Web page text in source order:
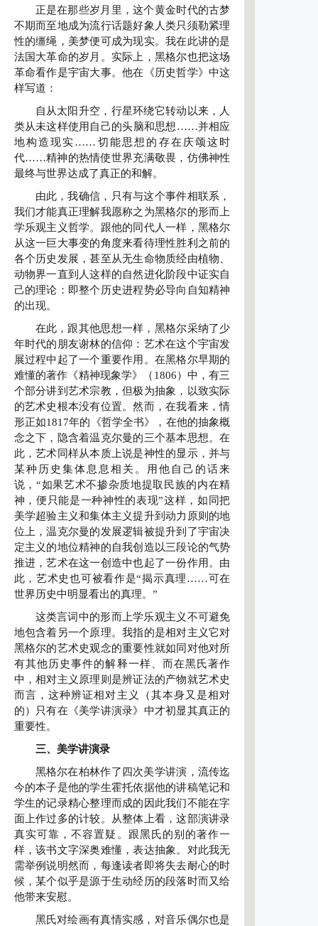
正是在那些岁月里，这个黄金时代的古梦
不期而至地成为流行话题好象人类只须勒紧理
性的缰绳，美梦便可成为现实。我在此讲的是
法国大革命的岁月。实际上，黑格尔也把这场
革命看作是宇宙大事。他在《历史哲学》中这
样写道：
自从太阳升空，行星环绕它转动以来，人
类从未这样使用自己的头脑和思想……并相应
地构造现实……切能思想的存在庆颂这时
代……精神的热情使世界充满敬畏，仿佛神性
最终与世界达成了真正的和解。
由此，我确信，只有与这个事件相联系，
我们才能真正理解我愿称之为黑格尔的形而上
学乐观主义哲学。跟他的同代人一样，黑格尔
从这一巨大事变的角度来看待理性胜利之前的
各个历史发展，甚至从无生命物质经由植物、
动物界一直到人这样的自然进化阶段中证实自
己的理论：即整个历史进程势必导向自知精神
的出现。
在此，跟其他思想一样，黑格尔采纳了少
年时代的朋友谢林的信仰：艺术在这个宇宙发
展过程中起了一个重要作用。在黑格尔早期的
难懂的著作《精神现象学》（1806）中，有三
个部分讲到艺术宗教，但极为抽象，以致实际
的艺术史根本没有位置。然而，在我看来，情
形正如1817年的《哲学全书》，在他的抽象概
念之下，隐含着温克尔曼的三个基本思想。在
此，艺术同样从本质上说是神性的显示，并与
某种历史集体息息相关。用他自己的话来
说，“如果艺术不掺杂质地提取民族的内在精
神，便只能是一种神性的表现”这样，如同把
美学超验主义和集体主义提升到动力原则的地
位上，温克尔曼的发展逻辑被提升到了宇宙决
定主义的地位精神的自我创造以三段论的气势
推进，艺术在这一创造中也起了一份作用。由
此，艺术史也可被看作是“揭示真理……可在
世界历史中明显看出的真理。”
这类言词中的形而上学乐观主义不可避免
地包含着另一个原理。我指的是相对主义它对
黑格尔的艺术史观念的重要性就如同对他对所
有其他历史事件的解释一样、而在黑氏著作
中，相对主义原理则是辨证法的产物就艺术史
而言，这种辨证相对主义（其本身又是相对
的）只有在《美学讲演录》中才初显其真正的
重要性。
三、美学讲演录
黑格尔在柏林作了四次美学讲演，流传迄
今的本子是他的学生霍托依据他的讲稿笔记和
学生的记录精心整理而成的因此我们不能在字
面上作过多的计较。从整体上看，这部演讲录
真实可靠，不容置疑。跟黑氏的别的著作一
样，该书文字深奥难懂，表达抽象。对此我无
需举例说明然而，每逢读者即将失去耐心的时
候，某个似乎是源于生动经历的段落时而又给
他带来安慰。
黑氏对绘画有真情实感，对音乐偶尔也是